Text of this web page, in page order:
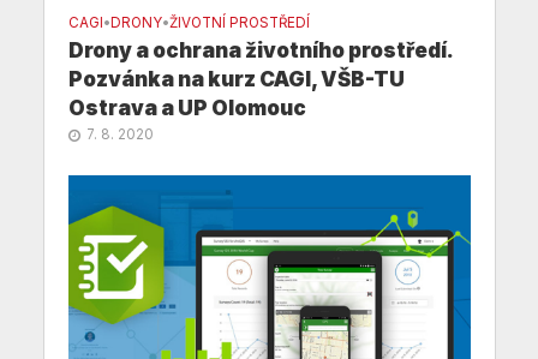
CAGI • DRONY•ŽIVOTNÍ PROSTŘEDÍ
Drony a ochrana životního prostředí.
Pozvánka na kurz CAGI, VŠB-TU
Ostrava a UP Olomouc
7. 8. 2020